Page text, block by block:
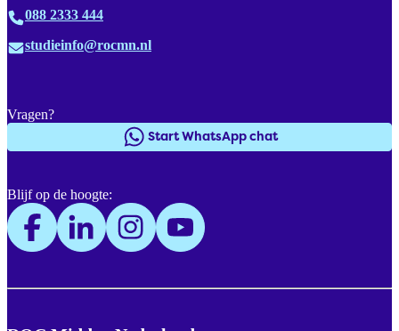
088 2333 444
studieinfo@rocmn.nl
Vragen?
Start WhatsApp chat
Blijf op de hoogte: